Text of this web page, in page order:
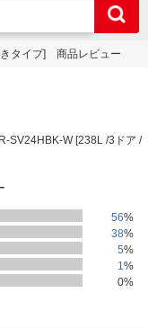
きタイプ] 商品レビュー
SV24HBK-W [238L /3ドア /
56%
38%
5%
1%
0%